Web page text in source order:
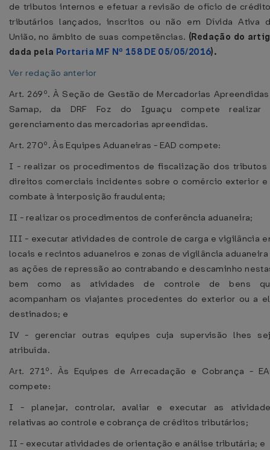
de tributos internos e efetuar a revisão de ofício de
tributários lançados, inscritos ou não em Dívida Ativa
União, no âmbito de suas competências. (Redação do
dada pela Portaria MF Nº 158 DE 05/05/2016).
Ver redação anterior
Art. 269º. À Seção de Gestão de Mercadorias
Samap, da DRF Foz do Iguaçu compete realizar
gerenciamento das mercadorias apreendidas.
Art. 270º. Às Equipes Aduaneiras - EAD compete:
I - realizar os procedimentos de fiscalização dos tributos
direitos comerciais incidentes sobre o comércio exterior e
combate à interposição fraudulenta;
II - realizar os procedimentos de conferência aduaneira;
III - executar atividades de controle de carga e vigilância
locais e recintos aduaneiros e zonas de vigilância aduaneira
as ações de repressão ao contrabando e descaminho
bem como as atividades de controle de bens
acompanham os viajantes procedentes do exterior ou a
destinados; e
IV - gerenciar outras equipes cuja supervisão lhes
atribuída.
Art. 271º. Às Equipes de Arrecadação e Cobrança -
compete:
I - planejar, controlar, avaliar e executar as
relativas ao controle e cobrança de créditos tributários;
II - executar atividades de orientação e análise tributária; e